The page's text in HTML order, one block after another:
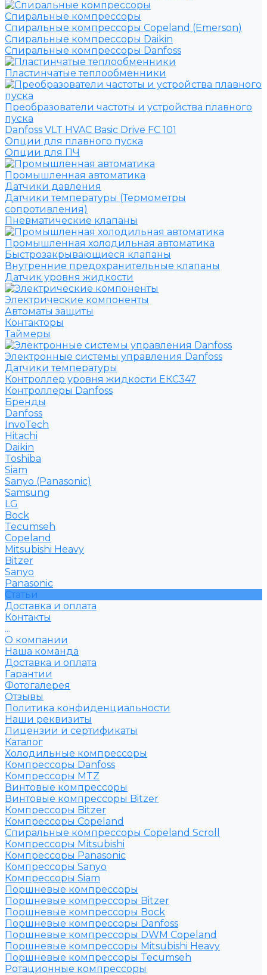
Спиральные компрессоры
Спиральные компрессоры Copeland (Emerson)
Спиральные компрессоры Daikin
Спиральные компрессоры Danfoss
Пластинчатые теплообменники
Преобразователи частоты и устройства плавного
пуска
Danfoss VLT HVAC Basic Drive FC 101
Опции для плавного пуска
Опции для ПЧ
Промышленная автоматика
Датчики давления
Датчики температуры (Термометры
сопротивления)
Пневматические клапаны
Промышленная холодильная автоматика
Быстрозакрывающиеся клапаны
Внутренние предохранительные клапаны
Датчик уровня жидкости
Электрические компоненты
Автоматы защиты
Контакторы
Таймеры
Электронные системы управления Danfoss
Датчики температуры
Контроллер уровня жидкости ЕКС347
Контроллеры Danfoss
Бренды
Danfoss
InvoTech
Hitachi
Daikin
Toshiba
Siam
Sanyo (Panasonic)
Samsung
LG
Bock
Tecumseh
Copeland
Mitsubishi Heavy
Bitzer
Sanyo
Рanasonic
Статьи
Доставка и оплата
Контакты
...
О компании
Наша команда
Доставка и оплата
Гарантии
Фотогалерея
Отзывы
Политика конфиденциальности
Наши реквизиты
Лицензии и сертификаты
Каталог
Холодильные компрессоры
Компрессоры Danfoss
Компрессоры MTZ
Винтовые компрессоры
Винтовые компрессоры Bitzer
Компрессоры Bitzer
Компрессоры Copeland
Спиральные компрессоры Copeland Scroll
Компрессоры Mitsubishi
Компрессоры Panasonic
Компрессоры Sanyo
Компрессоры Siam
Поршневые компрессоры
Поршневые компрессоры Bitzer
Поршневые компрессоры Bock
Поршневые компрессоры Danfoss
Поршневые компрессоры DWM Copeland
Поршневые компрессоры Mitsubishi Heavy
Поршневые компрессоры Tecumseh
Ротационные компрессоры